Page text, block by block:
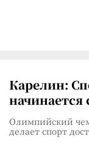
Карелин:
начинается
Олимпийский
делает спорт